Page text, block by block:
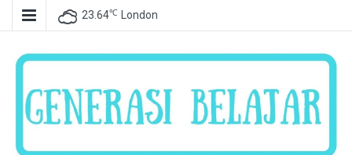
23.64℃ London